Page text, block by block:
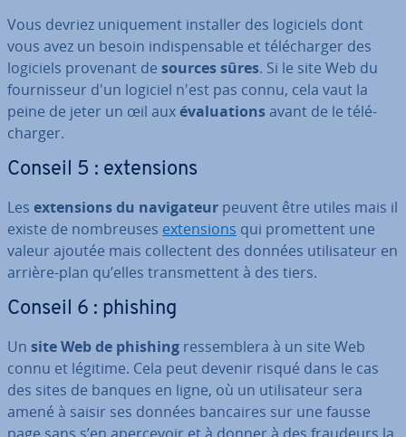
Vous devriez uni­que­ment installer des logiciels dont
vous avez un besoin in­dis­pen­sable et té­lé­char­ger des
logiciels provenant de sources sûres. Si le site Web du
four­nis­seur d'un logiciel n'est pas connu, cela vaut la
peine de jeter un œil auxéva­lua­tionsavant de le té­lé­
char­ger.
Conseil 5 : ex­ten­sions
Les ex­ten­sions du na­vi­ga­teur peuvent être utiles mais il
existe de nom­breuses ex­ten­sions qui pro­met­tent une
valeur ajoutée mais col­lec­tent des données uti­li­sa­teur en
arrière-plan qu’elles trans­met­tent à des tiers.
Conseil 6 : phishing
Un site Web de phishing res­sem­blera à un site Web
connu et légitime. Cela peut devenir risqué dans le cas
des sites de banques en ligne, où un uti­li­sa­teur sera
amené à saisir ses données bancaires sur une fausse